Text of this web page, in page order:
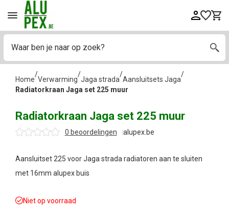
Home
/
Verwarming
/
Jaga strada
/
Aansluitsets Jaga
/
Radiatorkraan Jaga set 225 muur
Radiatorkraan Jaga set 225 muur
0 beoordelingen alupex.be
Aansluitset 225 voor Jaga strada radiatoren aan te sluiten
met 16mm alupex buis
Niet op voorraad